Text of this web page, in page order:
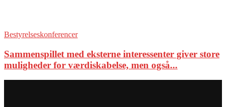
Bestyrelseskonferencer
Sammenspillet med eksterne interessenter giver store
muligheder for værdiskabelse, men også...